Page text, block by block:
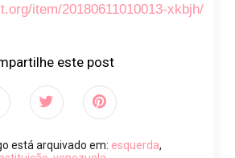
item/20180611010013-xkbjh/
este post
está arquivado em: esquerda,